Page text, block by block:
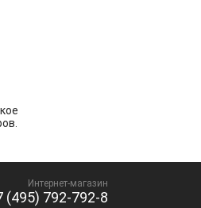
Интернет-магазин
(495) 792-792-8